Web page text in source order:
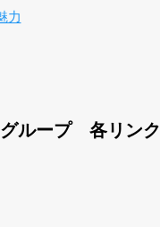
力
ループ 各リンク